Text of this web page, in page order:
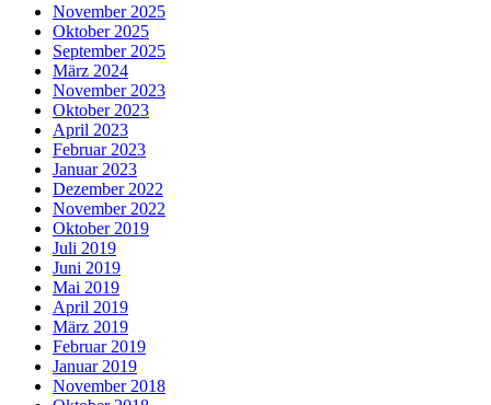
November 2025
Oktober 2025
September 2025
März 2024
November 2023
Oktober 2023
April 2023
Februar 2023
Januar 2023
Dezember 2022
November 2022
Oktober 2019
Juli 2019
Juni 2019
Mai 2019
April 2019
März 2019
Februar 2019
Januar 2019
November 2018